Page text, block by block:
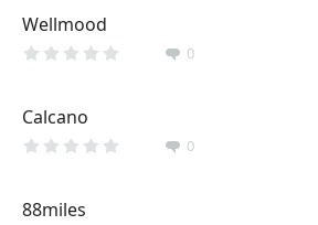
Wellmood
0
Сalcano
0
88miles